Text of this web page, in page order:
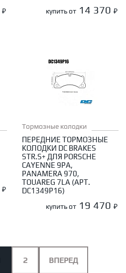
₽ купить от 14 370 ₽
₽
Тормозные колодки
ПЕРЕДНИЕ ТОРМОЗНЫЕ
КОЛОДКИ DC BRAKES
STR.S+ ДЛЯ PORSCHE
CAYENNE 9PA,
PANAMERA 970,
TOUAREG 7LA (АРТ.
DC1349P16)
купить от 19 470 ₽
2 ВПЕРЕД